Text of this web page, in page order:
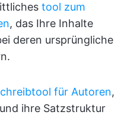
tool zum
, das Ihre Inhalte
deren ursprüngliche
für Autoren,
ihre Satzstruktur